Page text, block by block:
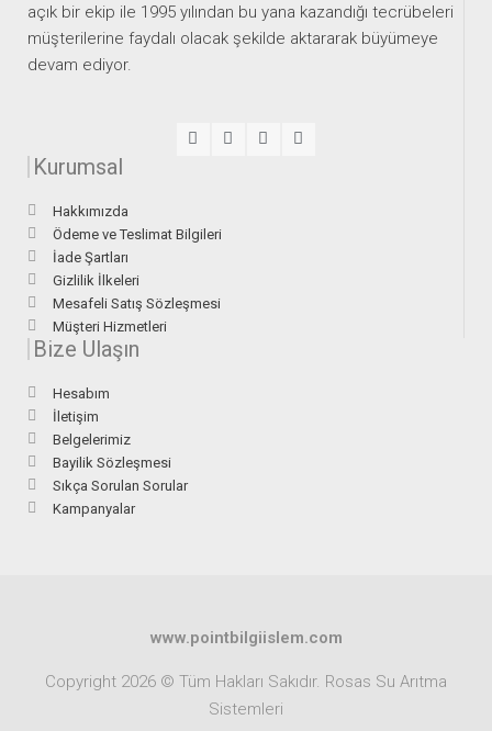
açık bir ekip ile 1995 yılından bu yana kazandığı tecrübeleri
müşterilerine faydalı olacak şekilde aktararak büyümeye
devam ediyor.
Kurumsal
Hakkımızda
Ödeme ve Teslimat Bilgileri
İade Şartları
Gizlilik İlkeleri
Mesafeli Satış Sözleşmesi
Müşteri Hizmetleri
Bize Ulaşın
Hesabım
İletişim
Belgelerimiz
Bayilik Sözleşmesi
Sıkça Sorulan Sorular
Kampanyalar
www.pointbilgiislem.com
Copyright 2026 © Tüm Hakları Sakıdır. Rosas Su Arıtma
Sistemleri